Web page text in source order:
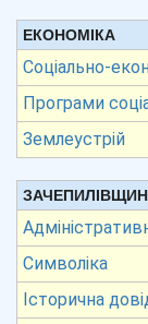
ЕКОНОМІКА
Соціально-
Програми
Землеустрій
Символіка
Історична